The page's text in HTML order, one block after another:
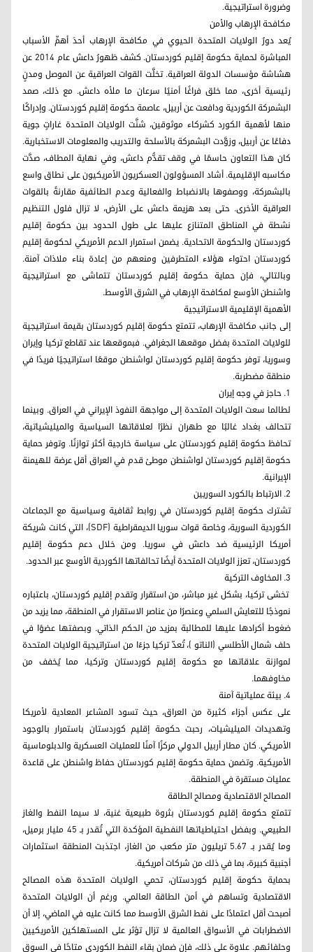
وضرورة استراتيجية.
مكافحة الإرهاب والأمن
يُعد دورُ الولايات المتحدة الحيوي في مكافحة الإرهاب أحدَ أهمِّ الأسباب
المباشرة لحماية حكومة إقليم كوردستان. كشف ظهورُ داعش عام 2014 عن
هشاشة مؤسسات الدولة العراقية. تخلَّت القوات العراقية عن الموصل ومدنٍ
رئيسية أخرى، مما خلق فراغًا أمنيًا سرعان ما ملأه داعش. مع ذلك، صمد
البشمركة الكوردية ودافعت عن أربيل، عاصمة حكومة إقليم كوردستان. وإدراكًا
منها لأهمية الكورد كشركاء موثوقين، شنَّت الولايات المتحدة غاراتٍ جوية
دفاعًا عن أربيل، وزوَّدت البشمركة بالأسلحة والتدريب والمعلومات الاستخبارية.
كان هذا التعاون حاسمًا في وقف تقدُّم داعش، وفي نهاية المطاف، صدَّت
مكاسبه الإقليمية. أشاد المسؤولون العسكريون الأمريكيون على نطاق واسع
بالبشمركة، ووصفوها بالانضباط والفعالية وعدم الطائفية مقارنةً بالقوات
العراقية الأخرى. حتى بعد هزيمة داعش على الأرض، لا تزال فلول التنظيم
نشطة في المناطق المتنازع عليها على طول الحدود بين حكومة إقليم
كوردستان والحكومة الاتحادية. يضمن استمرار الدعم الأمريكي لحكومة إقليم
كوردستان احتواء هؤلاء المتطرفين ومنعهم من إعادة بناء ملاذات آمنة.
وبالتالي، فإن حماية حكومة إقليم كوردستان تتماشى مع استراتيجية
واشنطن الأوسع لمكافحة الإرهاب في الشرق الأوسط.
الأهمية الإقليمية الاستراتيجية
إلى جانب مكافحة الإرهاب، تتمتع حكومة إقليم كوردستان بقيمة استراتيجية
للولايات المتحدة بفضل موقعها الجغرافي. فبموقعها عند تقاطع تركيا وإيران
وسوريا، توفر حكومة إقليم كوردستان لواشنطن موقعًا استراتيجيًا فريدًا في
منطقة مضطربة.
1. حاجز في وجه إيران
لطالما سعت الولايات المتحدة إلى مواجهة النفوذ الإيراني في العراق. وبينما
تتحالف بغداد غالبًا مع طهران نظرًا لعلاقاتها السياسية والميليشياتية،
تحافظ حكومة إقليم كوردستان على سياسة خارجية أكثر توازنًا. وتوفر حماية
حكومة إقليم كوردستان لواشنطن موطئ قدم في العراق أقل عرضة للهيمنة
الإيرانية.
2. الارتباط بالكورد السوريين
تشترك حكومة إقليم كوردستان في روابط ثقافية وسياسية مع الجماعات
الكوردية السورية، وخاصة قوات سوريا الديمقراطية (SDF)، التي كانت شريكة
أمريكا الرئيسية ضد داعش في سوريا. ومن خلال دعم حكومة إقليم
كوردستان، تعزز الولايات المتحدة أيضًا تحالفاتها الكوردية الأوسع عبر الحدود.
3. المخاوف التركية
تخشى تركيا، بشكل غير مباشر، من استقرار وتقدم إقليم كوردستان، باعتباره
نموذجًا للتعايش السلمي وعنصرًا من عناصر الاستقرار في المنطقة، مما يزيد من
ضغوط أكرادها عليها للمطالبة بمزيد من الحكم الذاتي. وبصفتها عضوًا في
حلف شمال الأطلسي (الناتو )، تُعدّ تركيا جزءًا من استراتيجية الولايات المتحدة
لموازنة علاقاتها مع حكومة إقليم كوردستان وتركيا، مما يُخفف من
مخاوفهما.
4. بيئة عملياتية آمنة
على عكس أجزاء كثيرة من العراق، حيث تسود المشاعر المعادية لأمريكا
وتهديدات الميليشيات، رحبت حكومة إقليم كوردستان باستمرار بالوجود
الأمريكي. كان مطار أربيل الدولي مركزًا آمنًا للعمليات العسكرية والدبلوماسية
الأمريكية. وتضمن حماية حكومة إقليم كوردستان حفاظ واشنطن على قاعدة
عمليات مستقرة في المنطقة.
المصالح الاقتصادية ومصالح الطاقة
تتمتع حكومة إقليم كوردستان بثروة طبيعية غنية، لا سيما النفط والغاز
الطبيعي. وبفضل احتياطياتها النفطية المؤكدة التي تُقدر بـ 45 مليار برميل،
وما يُقدر بـ 5.67 تريليون متر مكعب من الغاز، اجتذبت المنطقة استثمارات
أجنبية كبيرة، بما في ذلك من شركات أمريكية.
بحماية حكومة إقليم كوردستان، تحمي الولايات المتحدة هذه المصالح
الاقتصادية وتساهم في أمن الطاقة العالمي. ورغم أن الولايات المتحدة
أصبحت أقل اعتمادًا على نفط الشرق الأوسط مما كانت عليه في الماضي، إلا أن
الاضطرابات في الأسواق العالمية لا تزال تؤثر على المستهلكين الأمريكيين
وحلفائهم. علاوة على ذلك، فإن ضمان بقاء النفط الكوردي متاحًا في السوق